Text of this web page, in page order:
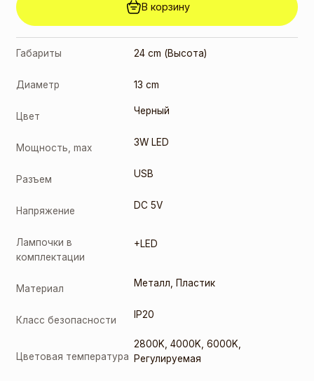
В корзину
Габариты 24 cm (Высота)
Диаметр 13 cm
Цвет Черный
Мощность, max 3W LED
Разъем USB
Напряжение DC 5V
Лампочки в
комплектации
+LED
Материал Металл Пластик
Класс безопасности IP20
Цветовая температура
2800K ,4000K ,6000K
Регулируемая